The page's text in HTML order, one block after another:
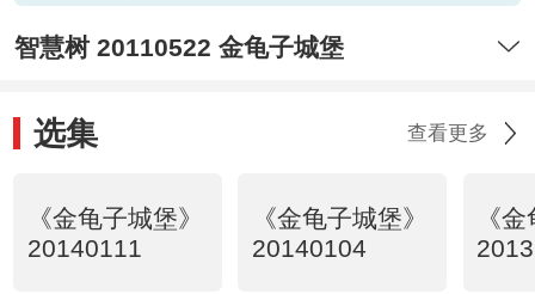
智慧树 20110522 金龟子城堡
选集 查看更多
《金龟子城堡》
20140111
《金龟子城堡》
20140104
《